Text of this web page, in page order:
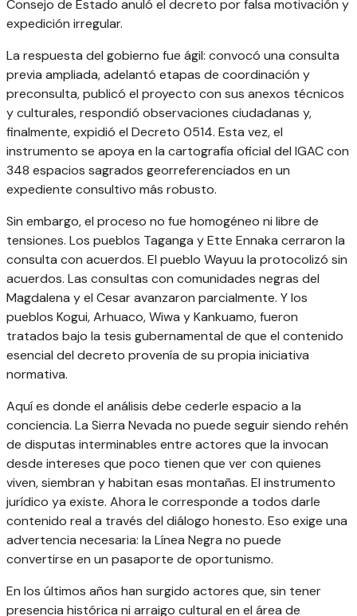
Consejo de Estado anuló el decreto por falsa motivación y
expedición irregular.
La respuesta del gobierno fue ágil: convocó una consulta
previa ampliada, adelantó etapas de coordinación y
preconsulta, publicó el proyecto con sus anexos técnicos
y culturales, respondió observaciones ciudadanas y,
finalmente, expidió el Decreto 0514. Esta vez, el
instrumento se apoya en la cartografía oficial del IGAC con
348 espacios sagrados georreferenciados en un
expediente consultivo más robusto.
Sin embargo, el proceso no fue homogéneo ni libre de
tensiones. Los pueblos Taganga y Ette Ennaka cerraron la
consulta con acuerdos. El pueblo Wayuu la protocolizó sin
acuerdos. Las consultas con comunidades negras del
Magdalena y el Cesar avanzaron parcialmente. Y los
pueblos Kogui, Arhuaco, Wiwa y Kankuamo, fueron
tratados bajo la tesis gubernamental de que el contenido
esencial del decreto provenía de su propia iniciativa
normativa.
Aquí es donde el análisis debe cederle espacio a la
conciencia. La Sierra Nevada no puede seguir siendo rehén
de disputas interminables entre actores que la invocan
desde intereses que poco tienen que ver con quienes
viven, siembran y habitan esas montañas. El instrumento
jurídico ya existe. Ahora le corresponde a todos darle
contenido real a través del diálogo honesto. Eso exige una
advertencia necesaria: la Línea Negra no puede
convertirse en un pasaporte de oportunismo.
En los últimos años han surgido actores que, sin tener
presencia histórica ni arraigo cultural en el área de